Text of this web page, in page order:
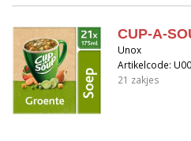
CUP-A-
Unox
Artikelcode:
21 zakjes